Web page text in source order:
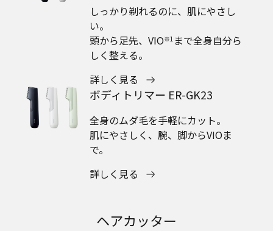
しっかり剃れるのに、肌にやさし
い。
頭から足先、VIO※1 まで全身自分ら
しく整える。
詳しく見る
ボディトリマー ER-GK23
全身のムダ毛を手軽にカット。
肌にやさしく、腕、脚からVIOま
で。
詳しく見る
ヘアカッター